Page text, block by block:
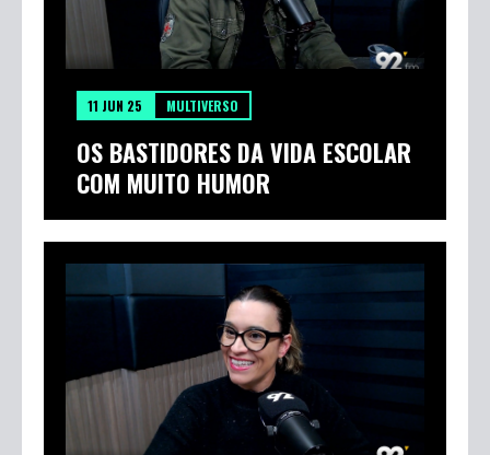
11 JUN 25 MULTIVERSO
OS BASTIDORES DA VIDA ESCOLAR
COM MUITO HUMOR